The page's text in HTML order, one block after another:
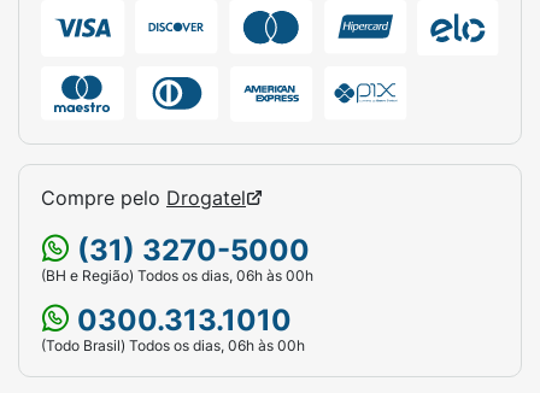
Compre pelo Drogatel
(31) 3270-5000
(BH e Região) Todos os dias, 06h às 00h
0300.313.1010
(Todo Brasil) Todos os dias, 06h às 00h